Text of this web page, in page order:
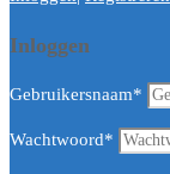
Inloggen
Gebruikersnaam*
Wachtwoord*